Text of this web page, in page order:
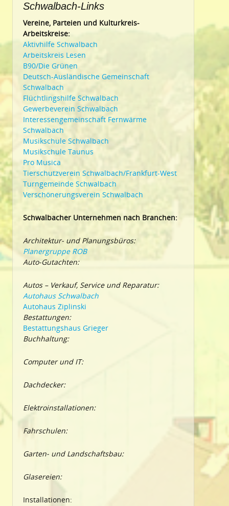
Schwalbach-Links
Vereine, Parteien und Kulturkreis-
Arbeitskreise:
Aktivhilfe Schwalbach
Arbeitskreis Lesen
B90/Die Grünen
Deutsch-Ausländische Gemeinschaft
Schwalbach
Flüchtlingshilfe Schwalbach
Gewerbeverein Schwalbach
Interessengemeinschaft Fernwärme
Schwalbach
Musikschule Schwalbach
Musikschule Taunus
Pro Musica
Tierschutzverein Schwalbach/Frankfurt-West
Turngemeinde Schwalbach
Verschönerungsverein Schwalbach
Schwalbacher Unternehmen nach Branchen:
Architektur- und Planungsbüros:
Planergruppe ROB
Auto-Gutachten:
Autos – Verkauf, Service und Reparatur:
Autohaus Schwalbach
Autohaus Ziplinski
Bestattungen:
Bestattungshaus Grieger
Buchhaltung:
Computer und IT:
Dachdecker:
Elektroinstallationen:
Fahrschulen:
Garten- und Landschaftsbau:
Glasereien:
Installationen: